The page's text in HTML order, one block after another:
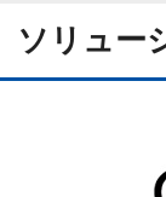
ソリュー